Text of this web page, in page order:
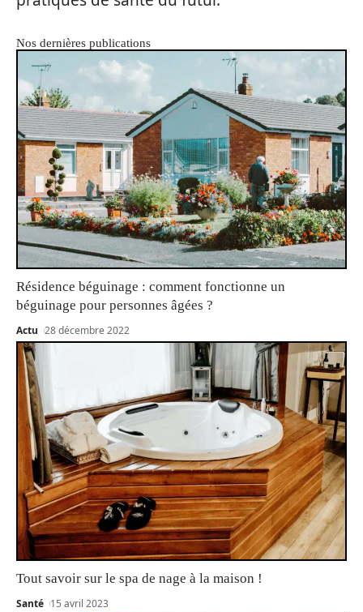
Nos dernières publications
Résidence béguinage : comment fonctionne un
béguinage pour personnes âgées ?
Actu 28 décembre 2022
Tout savoir sur le spa de nage à la maison !
Santé 15 avril 2023